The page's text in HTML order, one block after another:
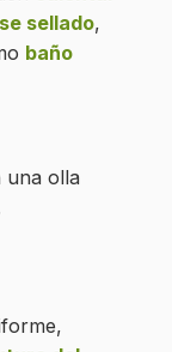
sellado,
baño
una olla